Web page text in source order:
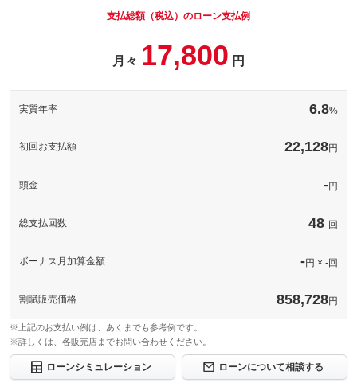
このパックの見積もり依頼（無料）
このパックの見積もり依頼（無料）
支払総額（税込）のローン支払例
月々 17,800 円
実質年率 6.8%
初回お支払額 22,128円
頭金 -円
総支払回数 48 回
ボーナス月加算金額 -円 × -回
割賦販売価格 858,728円
※上記のお支払い例は、あくまでも参考例です。
※詳しくは、各販売店までお問い合わせください。
ローンシミュレーション ローンについて相談する